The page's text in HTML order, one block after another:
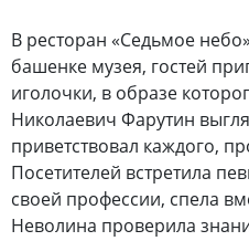
В ресторан «Седьмое
башенке музея, гостей
иголочки, в образе
Николаевич Фарутин
приветствовал каждого,
Посетителей встретила
своей профессии, спела
Неволина проверила